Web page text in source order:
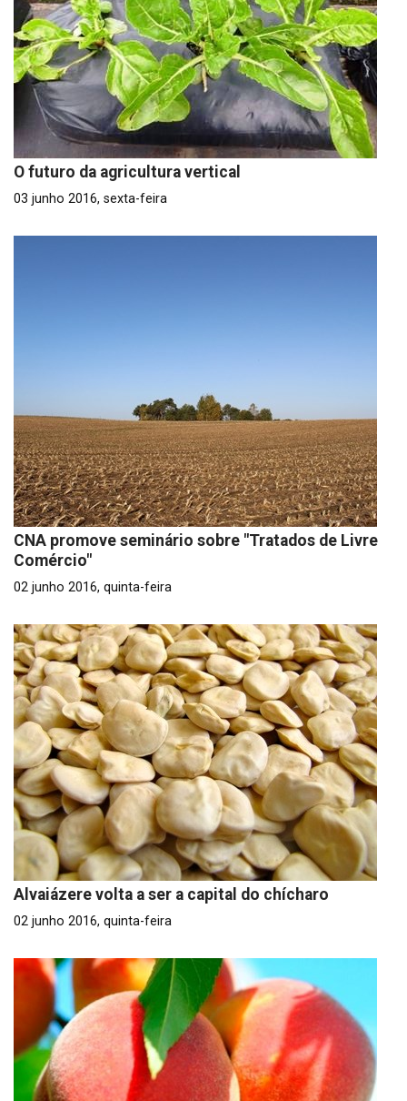
O futuro da agricultura vertical
03 junho 2016, sexta-feira
CNA promove seminário sobre "Tratados de Livre
Comércio"
02 junho 2016, quinta-feira
Alvaiázere volta a ser a capital do chícharo
02 junho 2016, quinta-feira